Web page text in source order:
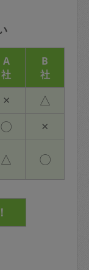
A
社
B
社
× △
〇 ×
△ 〇